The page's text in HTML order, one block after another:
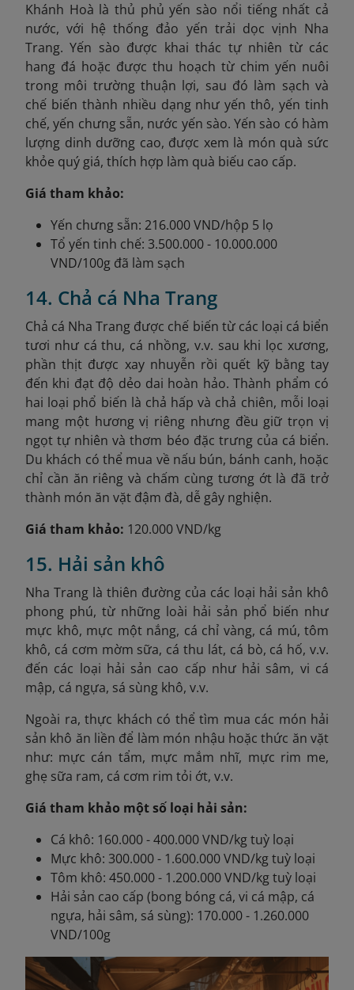
Khánh Hoà là thủ phủ yến sào nổi tiếng nhất cả
nước, với hệ thống đảo yến trải dọc vịnh Nha
Trang. Yến sào được khai thác tự nhiên từ các
hang đá hoặc được thu hoạch từ chim yến nuôi
trong môi trường thuận lợi, sau đó làm sạch và
chế biến thành nhiều dạng như yến thô, yến tinh
chế, yến chưng sẵn, nước yến sào. Yến sào có hàm
lượng dinh dưỡng cao, được xem là món quà sức
khỏe quý giá, thích hợp làm quà biếu cao cấp.
Giá tham khảo:
Yến chưng sẵn: 216.000 VND/hộp 5 lọ
Tổ yến tinh chế: 3.500.000 - 10.000.000
VND/100g đã làm sạch
14. Chả cá Nha Trang
Chả cá Nha Trang được chế biến từ các loại cá biển
tươi như cá thu, cá nhồng, v.v. sau khi lọc xương,
phần thịt được xay nhuyễn rồi quết kỹ bằng tay
đến khi đạt độ dẻo dai hoàn hảo. Thành phẩm có
hai loại phổ biến là chả hấp và chả chiên, mỗi loại
mang một hương vị riêng nhưng đều giữ trọn vị
ngọt tự nhiên và thơm béo đặc trưng của cá biển.
Du khách có thể mua về nấu bún, bánh canh, hoặc
chỉ cần ăn riêng và chấm cùng tương ớt là đã trở
thành món ăn vặt đậm đà, dễ gây nghiện.
Giá tham khảo: 120.000 VND/kg
15. Hải sản khô
Nha Trang là thiên đường của các loại hải sản khô
phong phú, từ những loài hải sản phổ biến như
mực khô, mực một nắng, cá chỉ vàng, cá mú, tôm
khô, cá cơm mờm sữa, cá thu lát, cá bò, cá hố, v.v.
đến các loại hải sản cao cấp như hải sâm, vi cá
mập, cá ngựa, sá sùng khô, v.v.
Ngoài ra, thực khách có thể tìm mua các món hải
sản khô ăn liền để làm món nhậu hoặc thức ăn vặt
như: mực cán tẩm, mực mắm nhĩ, mực rim me,
ghẹ sữa ram, cá cơm rim tỏi ớt, v.v.
Giá tham khảo một số loại hải sản:
Cá khô: 160.000 - 400.000 VND/kg tuỳ loại
Mực khô: 300.000 - 1.600.000 VND/kg tuỳ loại
Tôm khô: 450.000 - 1.200.000 VND/kg tuỳ loại
Hải sản cao cấp (bong bóng cá, vi cá mập, cá
ngựa, hải sâm, sá sùng): 170.000 - 1.260.000
VND/100g